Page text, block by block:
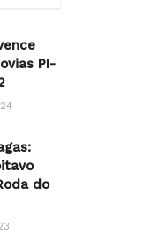
PI-
do